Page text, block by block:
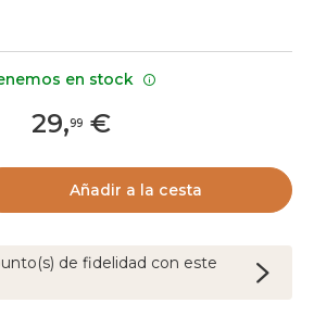
29,99€
Añadir a la cesta
de fidelidad con este